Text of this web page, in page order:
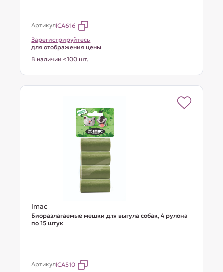
АртикулICA616
Зарегистрируйтесь
для отображения цены
В наличии <100 шт.
Imac
Биоразлагаемые мешки для выгула собак, 4 рулона
по 15 штук
АртикулICA510